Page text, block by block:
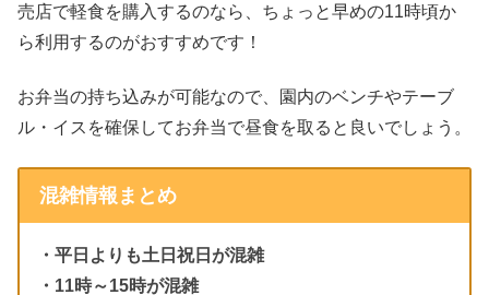
売店で軽食を購入するのなら、ちょっと早めの11時頃か
ら利用するのがおすすめです！
お弁当の持ち込みが可能なので、園内のベンチやテーブ
ル・イスを確保してお弁当で昼食を取ると良いでしょう。
混雑情報まとめ
・平日よりも土日祝日が混雑
・11時～15時が混雑